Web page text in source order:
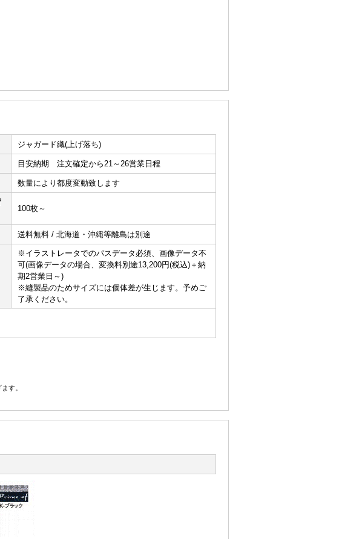
ジャガード織(上げ落ち)
目安納期 注文確定から21～26営業日程
数量により都度変動致します
100枚～
送料無料 / 北海道・沖縄等離島は別途
※イラストレータでのパスデータ必須、画像データ不
可(画像データの場合、変換料別途13,200円(税込)＋納
期2営業日～)
※縫製品のためサイズには個体差が生じます。予めご
了承ください。
す。